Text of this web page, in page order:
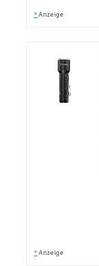
* Anzeige
* Anzeige